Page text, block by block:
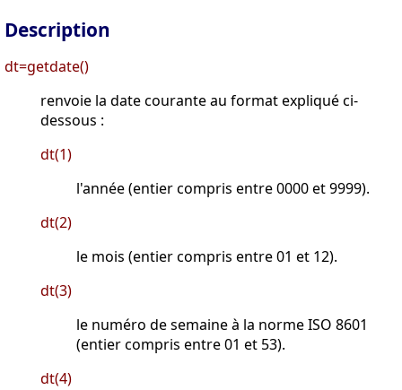
Description
dt=getdate()
renvoie la date courante au format expliqué ci-
dessous :
dt(1)
l'année (entier compris entre 0000 et 9999).
dt(2)
le mois (entier compris entre 01 et 12).
dt(3)
le numéro de semaine à la norme ISO 8601
(entier compris entre 01 et 53).
dt(4)